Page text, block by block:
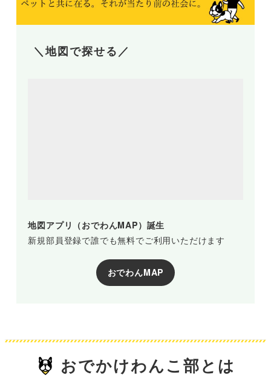
＼地図で探せる／
地図アプリ（おでわんMAP）誕生
新規部員登録で誰でも無料でご利用いただけます
おでわんMAP
おでかけわんこ部とは